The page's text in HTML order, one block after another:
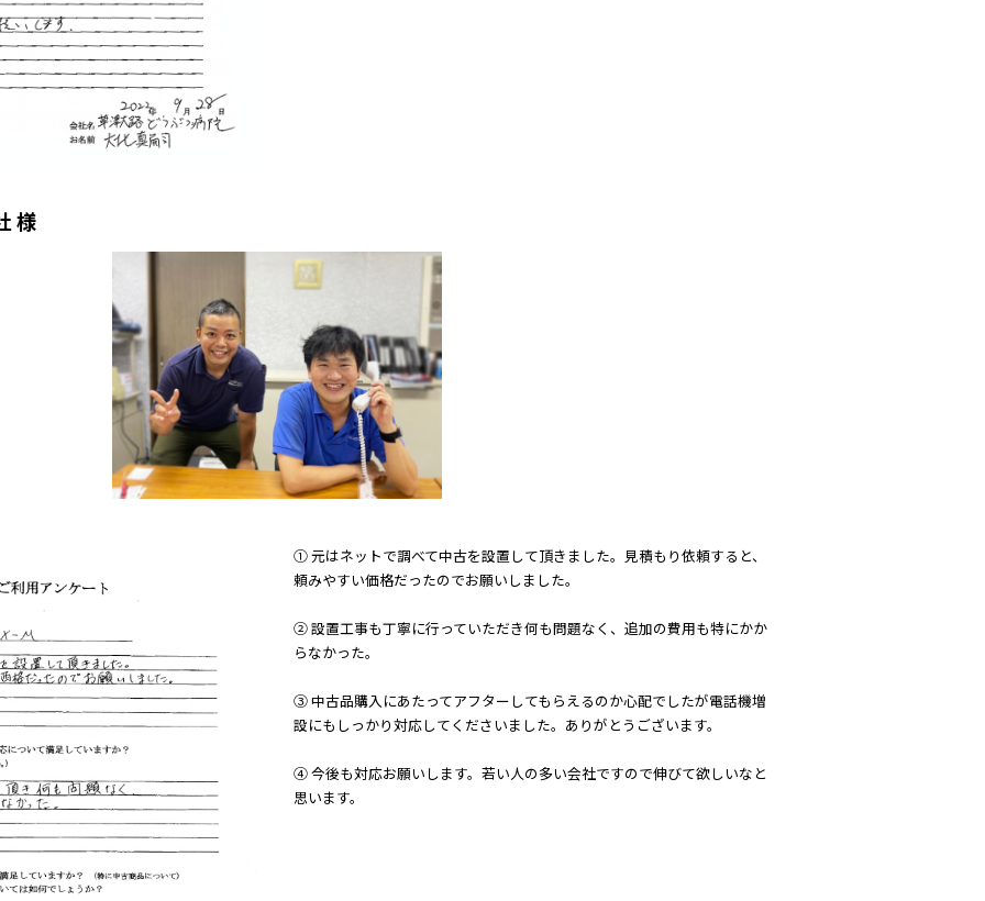
様
① 元はネットで調べて中古を設置して頂きました。見積もり依頼すると、
頼みやすい価格だったのでお願いしました。
② 設置工事も丁寧に行っていただき何も問題なく、追加の費用も特にかか
らなかった。
③ 中古品購入にあたってアフターしてもらえるのか心配でしたが電話機増
設にもしっかり対応してくださいました。ありがとうございます。
④ 今後も対応お願いします。若い人の多い会社ですので伸びて欲しいなと
思います。